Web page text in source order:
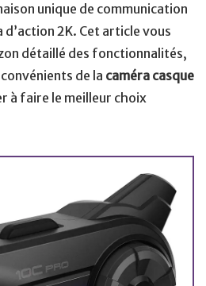
unique de communication
2K. Cet article vous
détaillé des fonctionnalités,
de la caméra casque
à faire le meilleur choix